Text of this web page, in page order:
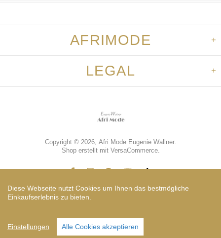
AFRIMODE
LEGAL
Copyright © 2026, Afri Mode Eugenie Wallner.
Shop erstellt mit VersaCommerce.
TOP
Diese Webseite nutzt Cookies um Ihnen das bestmögliche
Einkaufserlebnis zu bieten.
Einstellungen Alle Cookies akzeptieren